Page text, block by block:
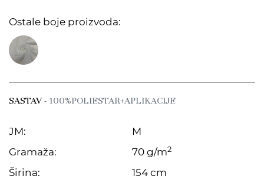
Ostale boje proizvoda:
SASTAV- 100%POLIESTAR+APLIKACIJE
JM:
M
Gramaža:
70 g/m2
Širina:
154 cm